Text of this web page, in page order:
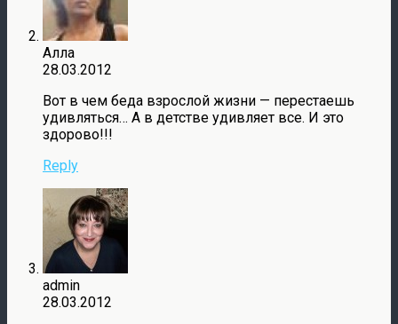
Алла
28.03.2012
Вот в чем беда взрослой жизни — перестаешь
удивляться… А в детстве удивляет все. И это
здорово!!!
Reply
admin
28.03.2012